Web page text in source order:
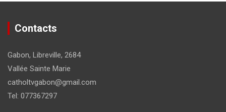
Contacts
Gabon, Libreville, 2684
Vallée Sainte Marie
catholtvgabon@gmail.com
Tel: 077367297